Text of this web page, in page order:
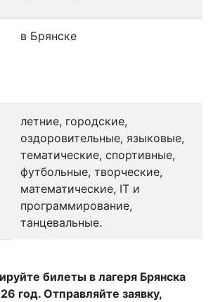
в Брянске
летние, городские,
оздоровительные, языковые,
тематические, спортивные,
футбольные, творческие,
математические, IT и
программирование,
танцевальные.
билеты в лагеря Брянска
год. Отправляйте заявку,